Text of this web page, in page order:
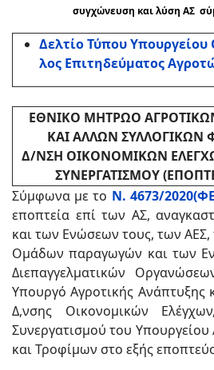
συγχώνευση και λύση ΑΣ
Δελτίο Τύπου Υπουργείου
λος Επιτηδεύματος
ΕΘΝΙΚΟ ΜΗΤΡΩΟ
ΚΑΙ ΑΛΛΩΝ ΣΥΛΛΟΓΙΚΩΝ
Δ/ΝΣΗ ΟΙΚΟΝΟΜΙΚΩΝ
ΣΥΝΕΡΓΑΤΙΣΜΟΥ
Σύμφωνα με το Ν. 4673/
εποπτεία επί των ΑΣ,
και των Ενώσεων τους, των
Ομάδων παραγωγών και των
Διεπαγγελματικών
Υπουργό Αγροτικής Ανάπτυξης
Δ,νσης Οικονομικών
Συνεργατισμού του
και Τροφίμων στο εξής